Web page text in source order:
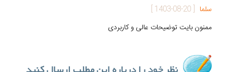
سلما [
1403-08-20
]
ممنون بایت توضیحات عالی و کاربردی